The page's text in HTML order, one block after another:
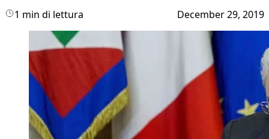
1 min di lettura December 29, 2019